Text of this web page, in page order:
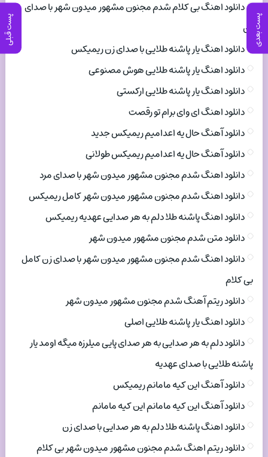
پست بعدی پست قبلی
دانلود اهنگ بی کلام شدم مجنون مشهور میدون شهر با صدای
زن
دانلود اهنگ یار پاشنه طلایی با صدای زن ریمیکس
دانلود اهنگ یار پاشنه طلایی هوش مصنوعی
دانلود اهنگ یار پاشنه طلایی ارکستی
دانلود اهنگ ای وای برام تو رقصت
دانلود آهنگ حال یه اعدامیم ریمیکس جدید
دانلود آهنگ حال یه اعدامیم ریمیکس طولانی
دانلود اهنگ شدم مجنون مشهور میدون شهر با صدای مرد
دانلود اهنگ شدم مجنون مشهور میدون شهر کامل ریمیکس
دانلود اهنگ پاشنه طلا دلم به هر صدایی عهدیه ریمیکس
دانلود متن شدم مجنون مشهور میدون شهر
دانلود اهنگ شدم مجنون مشهور میدون شهر با صدای زن کامل
بی کلام
دانلود ریتم آهنگ شدم مجنون مشهور میدون شهر
دانلود اهنگ یار پاشنه طلایی اصلی
دانلود دلم به هر صدایی به هر صدای پایی میلرزه میگه اومد یار
پاشنه طلایی با صدای عهدیه
دانلود آهنگ این کیه مامانم ریمیکس
دانلود آهنگ این کیه مامانم این کیه مامانم
دانلود اهنگ پاشنه طلا دلم به هر صدایی با صدای زن
دانلود ریتم اهنگ شدم مجنون مشهور میدون شهر بی کلام